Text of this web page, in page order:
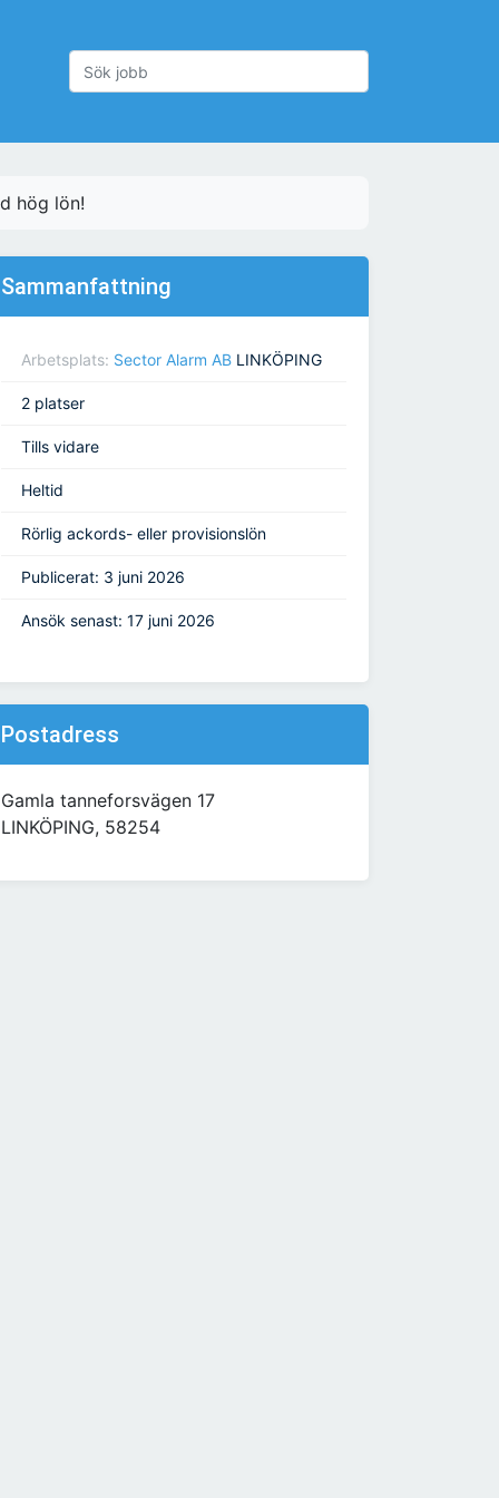
hög lön!
Sammanfattning
Arbetsplats: Sector Alarm AB LINKÖPING
2 platser
Tills vidare
Heltid
Rörlig ackords- eller provisionslön
Publicerat: 3 juni 2026
Ansök senast: 17 juni 2026
Postadress
Gamla tanneforsvägen 17
LINKÖPING, 58254